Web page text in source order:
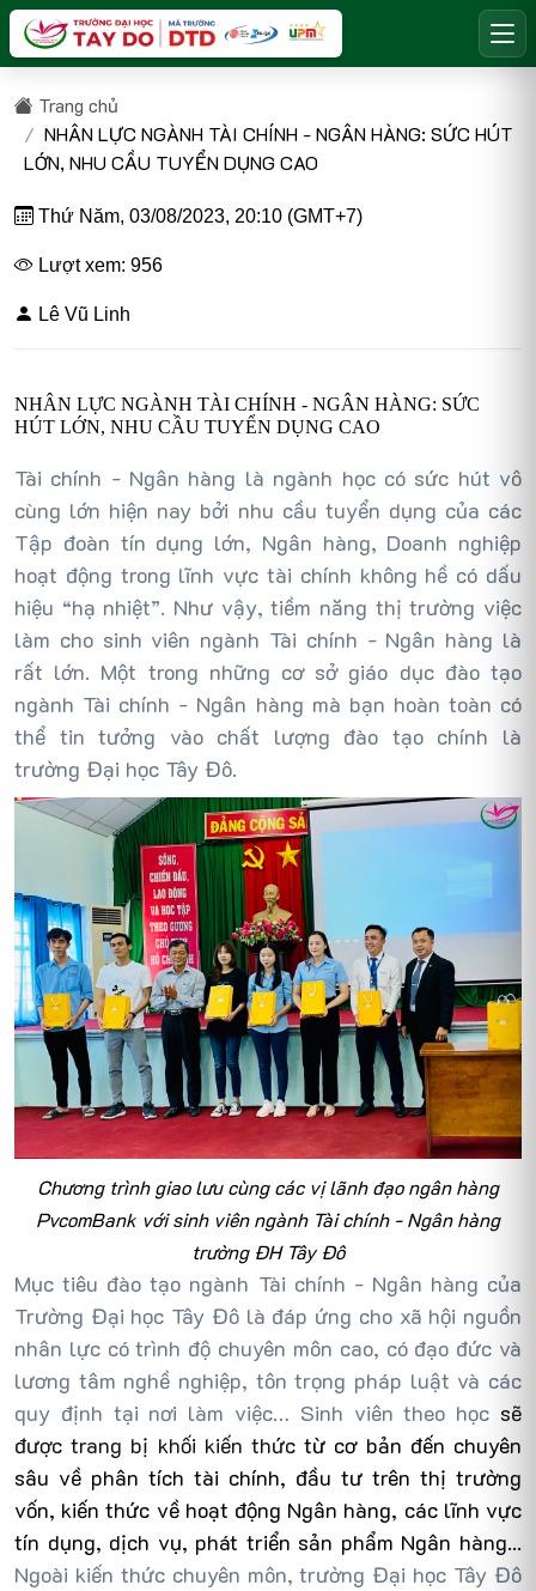
Trang chủ
NHÂN LỰC NGÀNH TÀI CHÍNH - NGÂN HÀNG: SỨC HÚT
LỚN, NHU CẦU TUYỂN DỤNG CAO
Thứ Năm, 03/08/2023, 20:10 (GMT+7)
Lượt xem: 956
Lê Vũ Linh
NHÂN LỰC NGÀNH TÀI CHÍNH - NGÂN HÀNG: SỨC
HÚT LỚN, NHU CẦU TUYỂN DỤNG CAO
Tài chính - Ngân hàng là ngành học có sức hút vô
cùng lớn hiện nay bởi nhu cầu tuyển dụng của các
Tập đoàn tín dụng lớn, Ngân hàng, Doanh nghiệp
hoạt động trong lĩnh vực tài chính không hề có dấu
hiệu “hạ nhiệt”. Như vậy, tiềm năng thị trường việc
làm cho sinh viên ngành Tài chính - Ngân hàng là
rất lớn. Một trong những cơ sở giáo dục đào tạo
ngành Tài chính - Ngân hàng mà bạn hoàn toàn có
thể tin tưởng vào chất lượng đào tạo chính là
trường Đại học Tây Đô.
Chương trình giao lưu cùng các vị lãnh đạo ngân hàng
PvcomBank với sinh viên ngành Tài chính - Ngân hàng
trường ĐH Tây Đô
Mục tiêu đào tạo ngành Tài chính - Ngân hàng của
Trường Đại học Tây Đô là đáp ứng cho xã hội nguồn
nhân lực có trình độ chuyên môn cao, có đạo đức và
lương tâm nghề nghiệp, tôn trọng pháp luật và các
quy định tại nơi làm việc… Sinh viên theo học sẽ
được trang bị khối kiến thứctừ cơ bản đến chuyên
sâu về phân tích tài chính, đầu tư trên thị trường
vốn, kiến thức về hoạt động Ngân hàng, các lĩnh vực
tín dụng, dịch vụ, phát triển sản phẩm Ngân hàng...
Ngoài kiến thức chuyên môn, trường Đại học Tây Đô